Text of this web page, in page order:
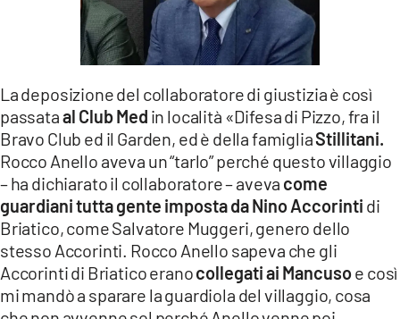
La deposizione del collaboratore di giustizia è così
passataal Club Med in località «Difesa di Pizzo, fra il
Bravo Club ed il Garden, ed è della famigliaStillitani.
Rocco Anello aveva un “tarlo” perché questo villaggio
– ha dichiarato il collaboratore – aveva come
guardiani tutta gente imposta da Nino Accorinti di
Briatico, come Salvatore Muggeri, genero dello
stesso Accorinti. Rocco Anello sapeva che gli
Accorinti di Briatico eranocollegati ai Mancusoe così
mi mandò a sparare la guardiola del villaggio, cosa